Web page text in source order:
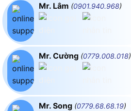
Mr. Lâm (0901.940.968)
Mr. Cường (0779.008.018)
Mr. Song (0779.68.68.19)